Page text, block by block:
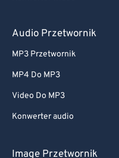
Audio Przetwornik
MP3 Przetwornik
MP4 Do MP3
Video Do MP3
Konwerter audio
Image Przetwornik